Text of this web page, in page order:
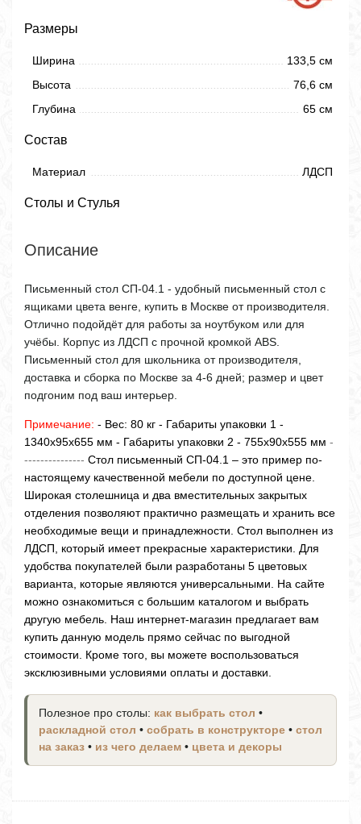
Размеры
Ширина
133,5 см
Высота
76,6 см
Глубина
65 см
Состав
Материал ЛДСП
Столы и Стулья
Описание
Письменный стол СП-04.1 - удобный письменный стол с
ящиками цвета венге, купить в Москве от производителя.
Отлично подойдёт для работы за ноутбуком или для
учёбы. Корпус из ЛДСП с прочной кромкой ABS.
Письменный стол для школьника от производителя,
доставка и сборка по Москве за 4-6 дней; размер и цвет
подгоним под ваш интерьер.
Примечание: - Вес: 80 кг - Габариты упаковки 1 -
1340х95х655 мм - Габариты упаковки 2 - 755х90х555 мм -
--------------- Стол письменный СП-04.1 – это пример по-
настоящему качественной мебели по доступной цене.
Широкая столешница и два вместительных закрытых
отделения позволяют практично размещать и хранить все
необходимые вещи и принадлежности. Стол выполнен из
ЛДСП, который имеет прекрасные характеристики. Для
удобства покупателей были разработаны 5 цветовых
варианта, которые являются универсальными. На сайте
можно ознакомиться с большим каталогом и выбрать
другую мебель. Наш интернет-магазин предлагает вам
купить данную модель прямо сейчас по выгодной
стоимости. Кроме того, вы можете воспользоваться
эксклюзивными условиями оплаты и доставки.
Полезное про столы: как выбрать стол •
раскладной стол • собрать в конструкторе • стол
на заказ • из чего делаем • цвета и декоры